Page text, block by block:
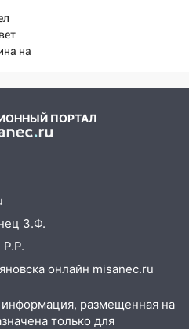
на
ПОРТАЛ
З.Ф.
онлайн misanec.ru
размещенная на
только для